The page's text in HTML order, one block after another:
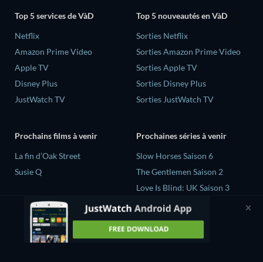
Top 5 services de VàD
Netflix
Amazon Prime Video
Apple TV
Disney Plus
JustWatch TV
Top 5 nouveautés en VàD
Sorties Netflix
Sorties Amazon Prime Video
Sorties Apple TV
Sorties Disney Plus
Sorties JustWatch TV
Prochains films à venir
La fin d’Oak Street
Susie Q
Prochaines séries à venir
Slow Horses Saison 6
The Gentlemen Saison 2
Love Is Blind: UK Saison 3
Mourinho Saison 1
Z Nation Saison 5